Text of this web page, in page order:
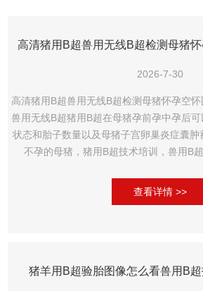
高清猪用B超兽用无线B超检测母猪
2026-7-30
高清猪用B超兽用无线B超检测母猪怀孕空
兽用无线B超猪用B超在母猪孕前孕中孕后
状态和胎子数量以及母猪子宫卵巢炎症囊
不孕的母猪，猪用B超技术培训，兽用B
查看详情 >>
猪羊用B超验胎图像怎么看兽用B